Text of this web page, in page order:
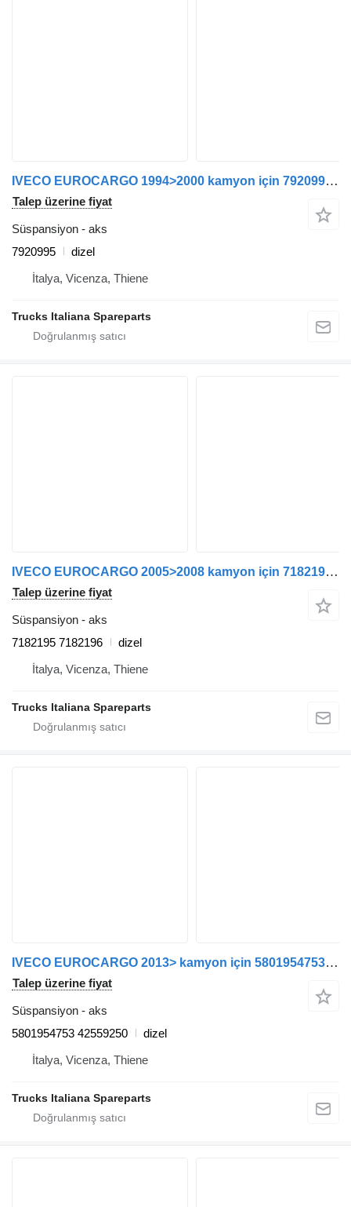
IVECO EUROCARGO 1994>2000 kamyon için 7920995 aks
Talep üzerine fiyat
Süspansiyon - aks
7920995
dizel
İtalya, Vicenza, Thiene
Trucks Italiana Spareparts
IVECO EUROCARGO 2005>2008 kamyon için 7182195 7182196 aks
Talep üzerine fiyat
Süspansiyon - aks
7182195 7182196
dizel
İtalya, Vicenza, Thiene
Trucks Italiana Spareparts
IVECO EUROCARGO 2013> kamyon için 5801954753 aks
Talep üzerine fiyat
Süspansiyon - aks
5801954753 42559250
dizel
İtalya, Vicenza, Thiene
Trucks Italiana Spareparts